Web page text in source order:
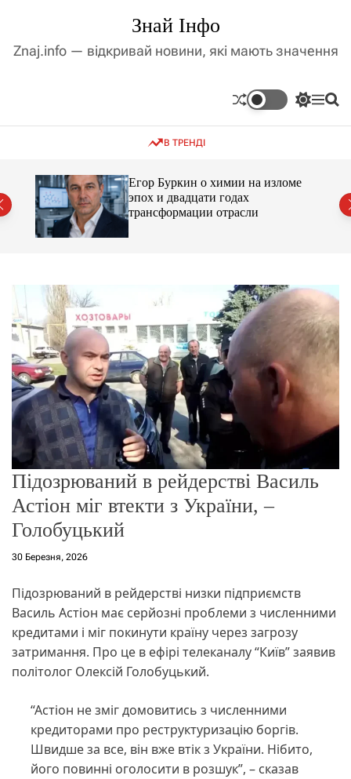
д
і
с
Знай Інфо
Znaj.info — відкривай новини, які мають значення
П
к
р
о
р
е
ж
и
М П
В ТРЕНДІ
Егор Буркин о химии на изломе
эпох и двадцати годах
трансформации отрасли
Підозрюваний в рейдерстві Василь
Астіон міг втекти з України, –
Голобуцький
30 Березня, 2026
Підозрюваний в рейдерстві низки підприємств
Василь Астіон має серйозні проблеми з численними
кредитами і міг покинути країну через загрозу
затримання. Про це в ефірі телеканалу “Київ” заявив
політолог Олексій Голобуцький.
“Астіон не зміг домовитись з численними
кредиторами про реструктуризацію боргів.
Швидше за все, він вже втік з України. Нібито,
його повинні оголосити в розшук”, – сказав